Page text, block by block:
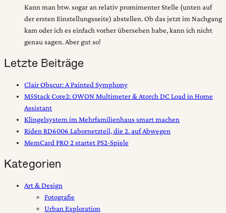
Kann man btw. sogar an relativ promimenter Stelle (unten auf
der ersten Einstellungsseite) abstellen. Ob das jetzt im Nachgang
kam oder ich es einfach vorher übersehen habe, kann ich nicht
genau sagen. Aber gut so!
Letzte Beiträge
Clair Obscur: A Painted Symphony
M5Stack Core2: OWON Multimeter & Atorch DC Load in Home
Assistant
Klingelsystem im Mehrfamilienhaus smart machen
Riden RD6006 Labornetzteil, die 2. auf Abwegen
MemCard PRO 2 startet PS2-Spiele
Kategorien
Art & Design
Fotografie
Urban Exploration